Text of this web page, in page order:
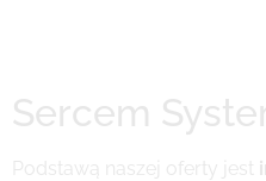
Sercem
Podstawą naszej oferty jest